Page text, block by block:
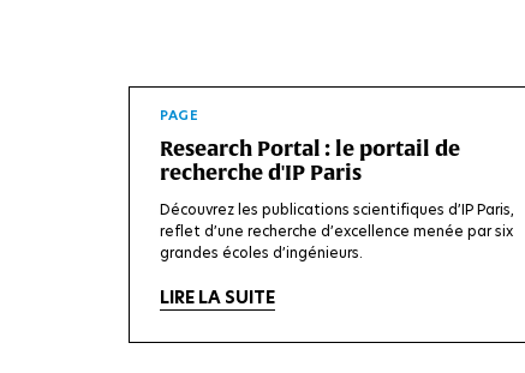
PAGE
Research Portal : le portail de
recherche d'IP Paris
Découvrez les publications scientifiques d’IP Paris,
reflet d’une recherche d’excellence menée par six
grandes écoles d’ingénieurs.
LIRE LA SUITE